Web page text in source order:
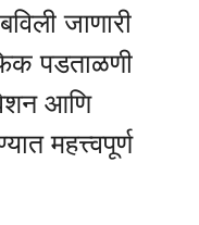
जाणारी
पडताळणी
आणि
महत्त्वपूर्ण